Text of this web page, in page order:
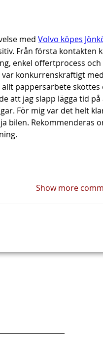
med Volvo köpes
Från första kontakten
enkel offertprocess
var konkurrenskraftigt
pappersarbete sköttes
att jag slapp lägga tid
För mig var det helt
bilen. Rekommenderas
Show more